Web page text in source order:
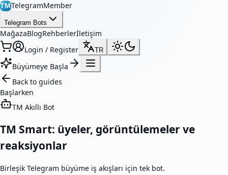
TMTelegramMember
Telegram Bots
MağazaBlogRehberlerİletişim
Login / Register
TR
Büyümeye Başla
Back to guides
Başlarken
TM Akıllı Bot
TM Smart: üyeler, görüntülemeler ve
reaksiyonlar
Birleşik Telegram büyüme iş akışları için tek bot.